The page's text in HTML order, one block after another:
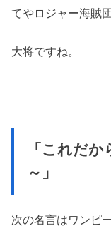
てやロジャー海賊
大将ですね。
「これだ
～」
次の名言はワンピ